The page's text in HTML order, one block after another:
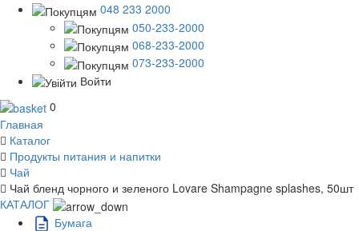
048 233 2000
050-233-2000
068-233-2000
073-233-2000
Войти
0
Главная
Каталог
Продукты питания и напитки
Чай
Чай бленд чорного и зеленого Lovare Shampagne splashes, 50шт
КАТАЛОГ
Бумага